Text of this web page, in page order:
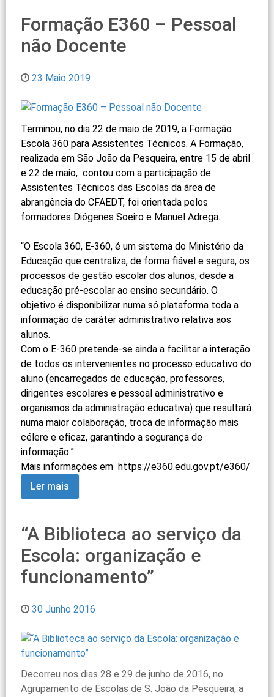
Formação E360 – Pessoal
não Docente
23 Maio 2019
Terminou, no dia 22 de maio de 2019, a Formação
Escola 360 para Assistentes Técnicos. A Formação,
realizada em São João da Pesqueira, entre 15 de abril
e 22 de maio, contou com a participação de
Assistentes Técnicos das Escolas da área de
abrangência do CFAEDT, foi orientada pelos
formadores Diógenes Soeiro e Manuel Adrega.
“O Escola 360, E-360, é um sistema do Ministério da
Educação que centraliza, de forma fiável e segura, os
processos de gestão escolar dos alunos, desde a
educação pré-escolar ao ensino secundário. O
objetivo é disponibilizar numa só plataforma toda a
informação de caráter administrativo relativa aos
alunos.
Com o E-360 pretende-se ainda a facilitar a interação
de todos os intervenientes no processo educativo do
aluno (encarregados de educação, professores,
dirigentes escolares e pessoal administrativo e
organismos da administração educativa) que resultará
numa maior colaboração, troca de informação mais
célere e eficaz, garantindo a segurança de
informação.”
Mais informações em https://e360.edu.gov.pt/e360/
Ler mais
“A Biblioteca ao serviço da
Escola: organização e
funcionamento”
30 Junho 2016
Decorreu nos dias 28 e 29 de junho de 2016, no
Agrupamento de Escolas de S. João da Pesqueira, a